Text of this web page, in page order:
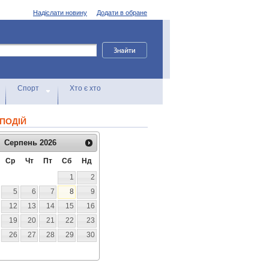
Додати в обране
Надіслати новину
Спорт Хто є хто
Серпень 2026
Ср Чт Пт Сб
Нд
1
2
5 6 7 8
9
12 13 14 15
16
19 20 21 22
23
26 27 28 29
30